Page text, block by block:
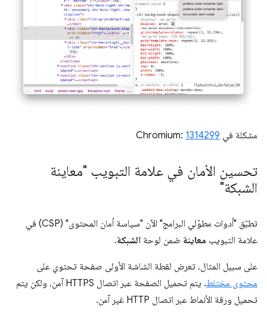
مشكلة في Chromium: 1314299
تحسين الأمان في علامة التبويب "معاينة
الشبكة"
تطبّق "أدوات مطوّلي البرامج" الآن "سياسة أمان المحتوى" (CSP) في
علامة التبويب معاينة ضمن لوحة الشبكة.
على سبيل المثال، تعرض لقطة الشاشة الأولى صفحة تحتوي على
محتوى مختلط
. يتم تحميل الصفحة عبر اتصال HTTPS آمن، ولكن يتم
تحميل ورقة الأنماط عبر اتصال HTTP غير آمن.